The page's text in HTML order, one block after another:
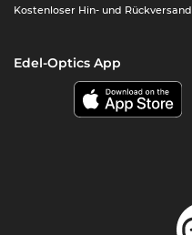
Kostenloser Hin- und Rückversand
Edel-Optics App